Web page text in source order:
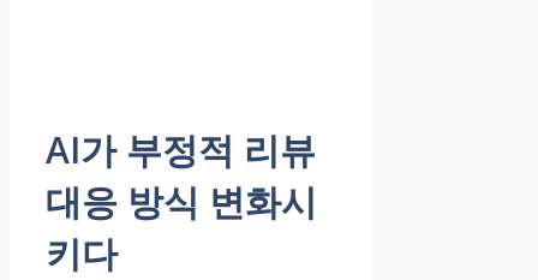
AI가 부정적 리뷰
대응 방식 변화시
키다